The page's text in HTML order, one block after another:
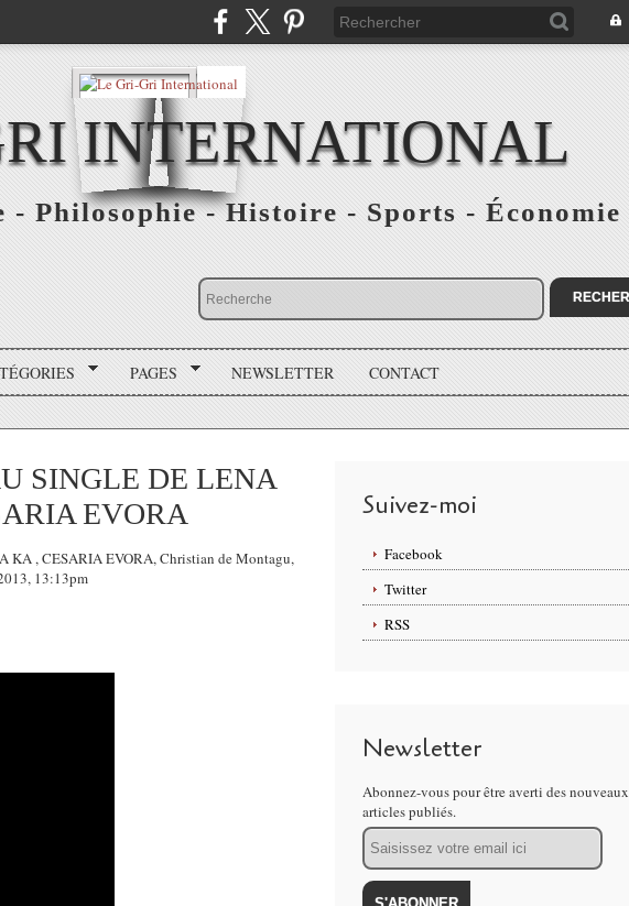
INTERNATIONAL
Philosophie - Histoire - Sports - Économie
PAGES NEWSLETTER CONTACT
SINGLE DE LENA
EVORA
KA , CESARIA EVORA, Christian de Montagu,
13:13pm
Suivez-moi
Facebook
Twitter
RSS
Newsletter
Abonnez-vous pour être averti des nouveaux
articles publiés.
Email